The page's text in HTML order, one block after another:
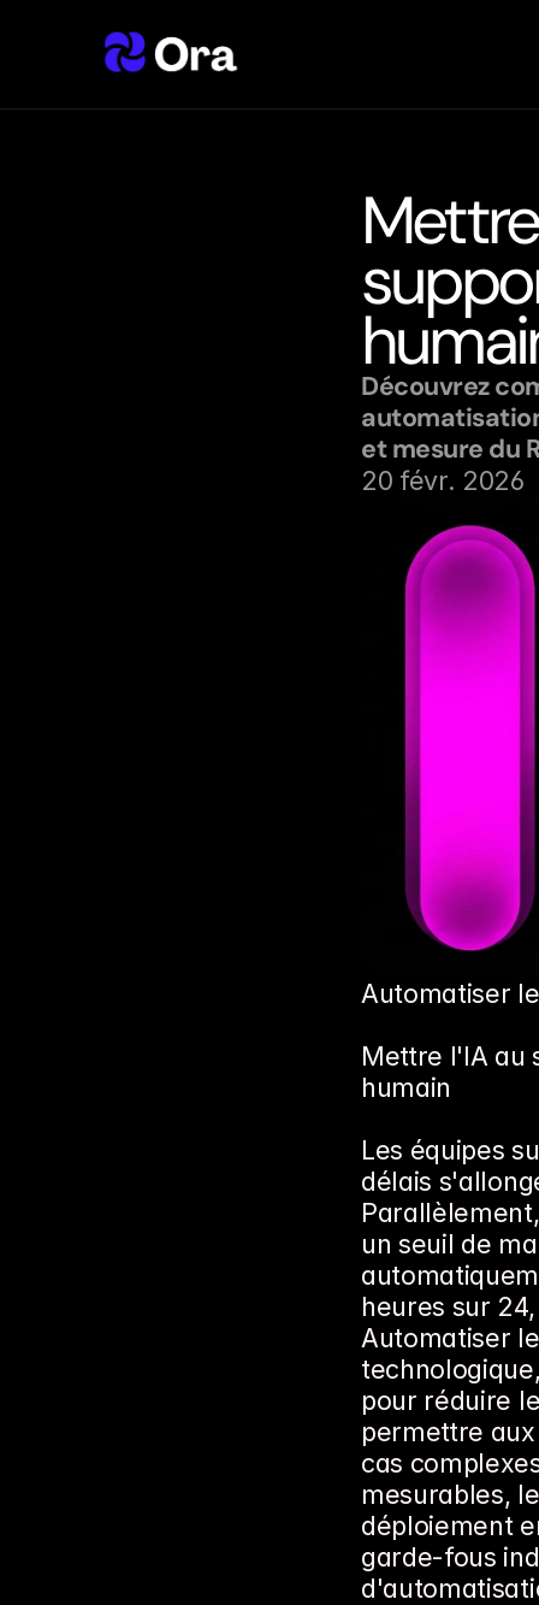
Découvrez
et mesure du
20 févr. 2026
Automatiser
Mettre l'IA au
humain
Les équipes
délais
un seuil de
heures sur
Automatiser
pour réduire
permettre
cas
mesurables,
déploiement
garde-fous